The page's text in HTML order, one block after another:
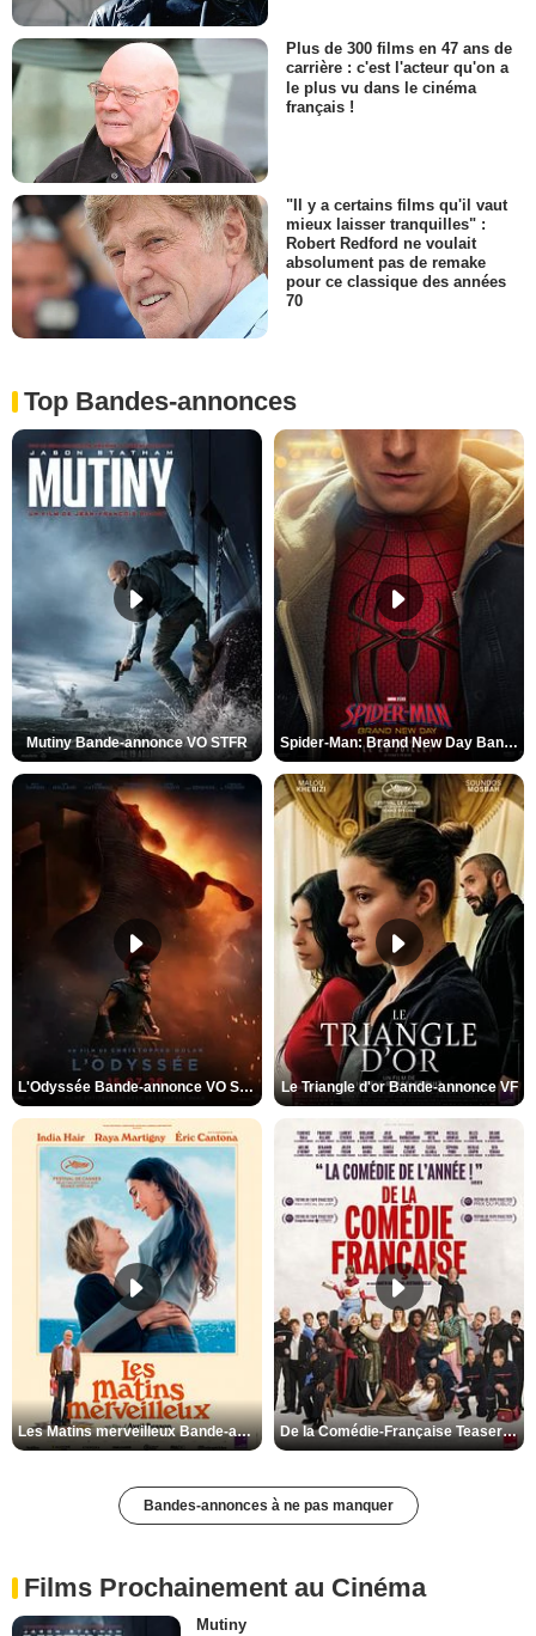
Plus de 300 films en 47 ans de
carrière : c'est l'acteur qu'on a
le plus vu dans le cinéma
français !
"Il y a certains films qu'il vaut
mieux laisser tranquilles" :
Robert Redford ne voulait
absolument pas de remake
pour ce classique des années
70
Top Bandes-annonces
Mutiny Bande-annonce VO STFR Spider-Man: Brand New Day Bande-annonce VO STFR
L'Odyssée Bande-annonce VO STFR Le Triangle d'or Bande-annonce VF
Les Matins merveilleux Bande-annonce VF De la Comédie-Française Teaser VF
Bandes-annonces à ne pas manquer
Films Prochainement au Cinéma
Mutiny